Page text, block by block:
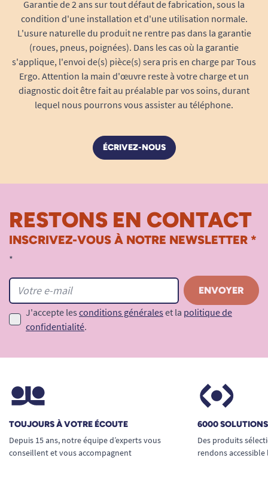
20/02/2025
Solide
M. F
19/07/2024
parfait
Garantie de 2 ans sur tout défaut de fabrication, sous la
condition d'une installation et d'une utilisation normale.
L'usure naturelle du produit ne rentre pas dans la garantie
(roues, pneus, poignées). Dans les cas où la garantie
s'applique, l'envoi de(s) pièce(s) sera pris en charge par Tous
Ergo. Attention la main d'œuvre reste à votre charge et un
diagnostic doit être fait au préalable par vos soins, durant
lequel nous pourrons vous assister au téléphone.
ÉCRIVEZ-NOUS
RESTONS EN CONTACT
INSCRIVEZ-VOUS À NOTRE NEWSLETTER *
*
J'accepte les conditions générales et la politique de
confidentialité.
TOUJOURS À VOTRE ÉCOUTE
Depuis 15 ans, notre équipe d’experts vous
conseillent et vous accompagnent
6000
Des produits
rendons